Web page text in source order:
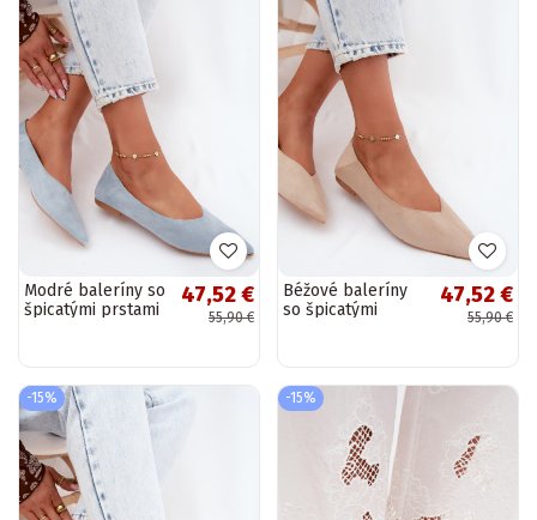
Modré baleríny so
špicatými prstami
47,52 €
55,90 €
Béžové baleríny
so špicatými
47,52 €
55,90 €
-15% -15%